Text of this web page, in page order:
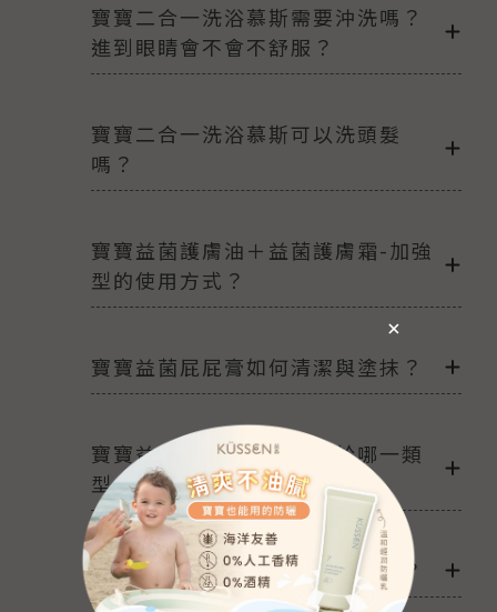
寶寶二合一洗浴慕斯需要沖洗嗎？
進到眼睛會不會不舒服？
寶寶二合一洗浴慕斯可以洗頭髮
嗎？
寶寶益菌護膚油＋益菌護膚霜-加強
型的使用方式？
寶寶益菌屁屁膏如何清潔與塗抹？
寶寶益菌護膚油的質地屬於哪一類
型？
葵森產品裡面加了幾種神經醯胺？